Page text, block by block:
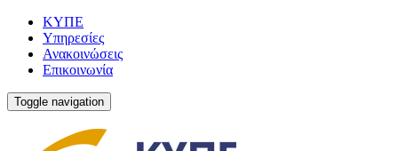
ΚΥΠΕ
Υπηρεσίες
Ανακοινώσεις
Επικοινωνία
Toggle navigation